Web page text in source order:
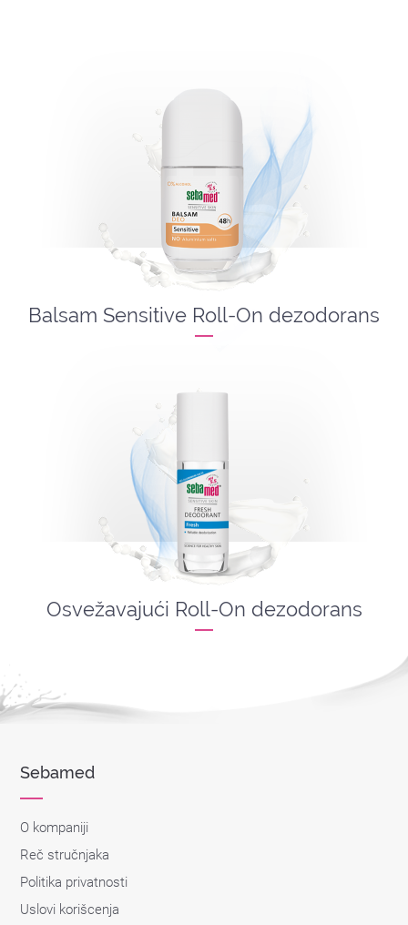
Balsam Sensitive Roll-On dezodorans
Osvežavajući Roll-On dezodorans
Sebamed
O kompaniji
Reč stručnjaka
Politika privatnosti
Uslovi korišcenja